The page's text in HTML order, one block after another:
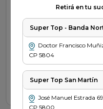
Retirá en tu
Super Top - Banda
Doctor Francisco
CP5804
Super Top San Martín
José Manuel Estrada
CP5800
Descripción del producto
Nuestros
métodos de
pago
Saber más